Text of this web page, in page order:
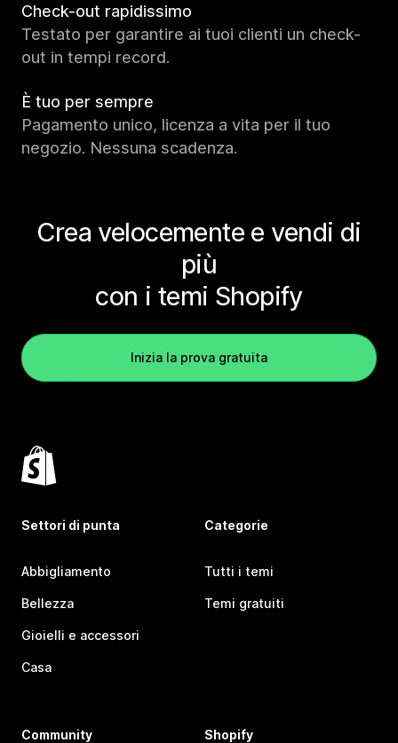
Check-out rapidissimo
Testato per garantire ai tuoi clienti un check-
out in tempi record.
È tuo per sempre
Pagamento unico, licenza a vita per il tuo
negozio. Nessuna scadenza.
Crea velocemente e vendi di
più
con i temi Shopify
Inizia la prova gratuita
Settori di punta
Abbigliamento
Bellezza
Gioielli e accessori
Casa
Categorie
Tutti i temi
Temi gratuiti
Community Shopify